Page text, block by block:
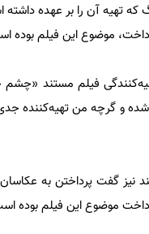
که تهیه آن را بر عهده
موضوع این فیلم بوده
فیلم مستند
و گرچه من تهیه‌کننده
موضوع این فیلم بوده